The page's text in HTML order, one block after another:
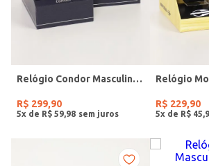
Relógio Condor Masculino PRETO
R$ 299,90
5x de R$ 59 98
R$ 229,90
5x de R$ 45